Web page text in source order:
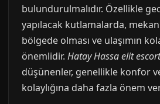
bulundurulmalıdır. Özellikle
yapılacak kutlamalarda,
bölgede olması ve ulaşımın
önemlidir. Hatay Hassa elit escort
düşünenler, genellikle konfor
kolaylığına daha fazla önem